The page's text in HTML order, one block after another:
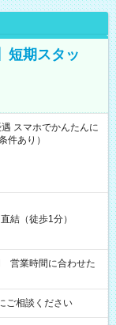
短期スタッ
スマホでかんたんに
件あり）
結（徒歩1分）
ご相談ください